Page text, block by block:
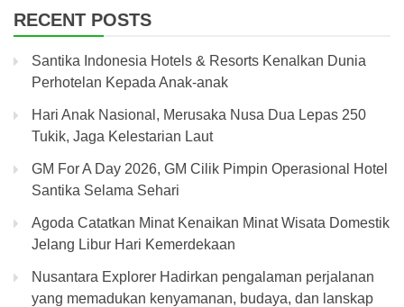
RECENT POSTS
Santika Indonesia Hotels & Resorts Kenalkan Dunia
Perhotelan Kepada Anak-anak
Hari Anak Nasional, Merusaka Nusa Dua Lepas 250
Tukik, Jaga Kelestarian Laut
GM For A Day 2026, GM Cilik Pimpin Operasional Hotel
Santika Selama Sehari
Agoda Catatkan Minat Kenaikan Minat Wisata Domestik
Jelang Libur Hari Kemerdekaan
Nusantara Explorer Hadirkan pengalaman perjalanan
yang memadukan kenyamanan, budaya, dan lanskap